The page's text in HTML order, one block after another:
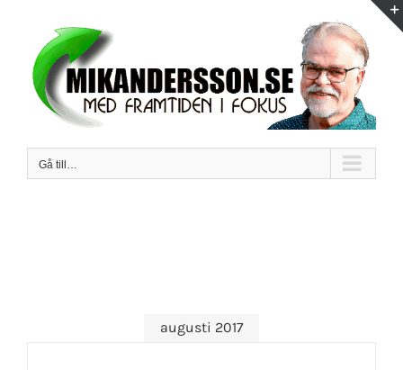
innehållet
Gå till…
augusti 2017